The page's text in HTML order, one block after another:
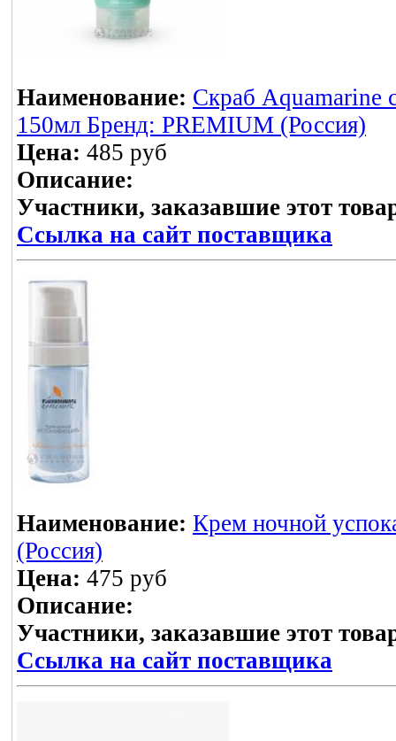
Наименование: Скраб Aquamarine
150мл Бренд: PREMIUM (Россия)
Цена: 485 руб
Описание:
Участники, заказавшие этот
Ссылка на сайт поставщика
Наименование: Крем ночной
(Россия)
Цена: 475 руб
Описание:
Участники, заказавшие этот
Ссылка на сайт поставщика